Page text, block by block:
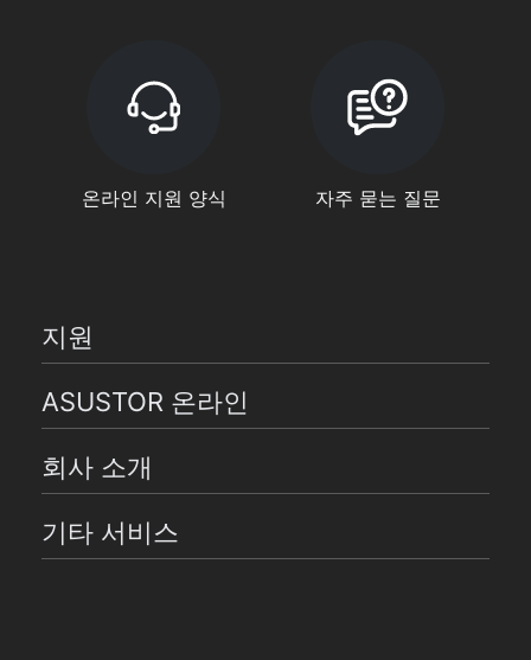
온라인 지원 양식 자주 묻는 질문
지원
ASUSTOR 온라인
회사 소개
기타 서비스